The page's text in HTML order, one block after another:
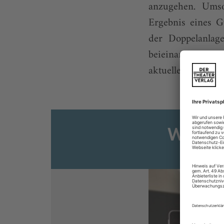
anzugehen.
Ergebnis eines
der
beieinander,
aktuellem Ende bis